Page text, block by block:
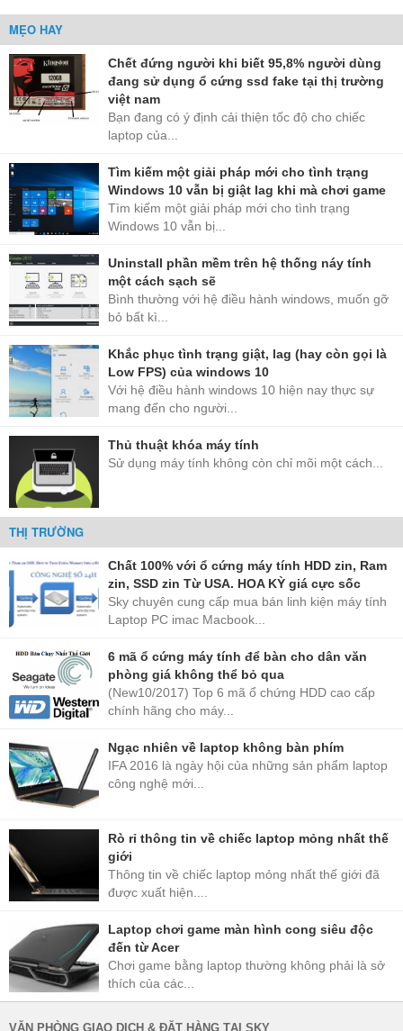
MẸO HAY
Chết đứng người khi biết 95,8% người dùng
đang sử dụng ổ cứng ssd fake tại thị trường
việt nam
Bạn đang có ý định cải thiện tốc độ cho chiếc
laptop của...
Tìm kiếm một giải pháp mới cho tình trạng
Windows 10 vẫn bị giật lag khi mà chơi game
Tìm kiếm một giải pháp mới cho tình trạng
Windows 10 vẫn bị...
Uninstall phần mềm trên hệ thống náy tính
một cách sạch sẽ
Bình thường với hệ điều hành windows, muốn gỡ
bỏ bất kì...
Khắc phục tình trạng giật, lag (hay còn gọi là
Low FPS) của windows 10
Với hệ điều hành windows 10 hiện nay thực sự
mang đến cho người...
Thủ thuật khóa máy tính
Sử dụng máy tính không còn chỉ mõi một cách...
THỊ TRƯỜNG
Chất 100% với ổ cứng máy tính HDD zin, Ram
zin, SSD zin Từ USA. HOA KỲ giá cực sốc
Sky chuyên cung cấp mua bán linh kiện máy tính
Laptop PC imac Macbook...
6 mã ổ cứng máy tính để bàn cho dân văn
phòng giá không thể bỏ qua
(New10/2017) Top 6 mã ổ chứng HDD cao cấp
chính hãng cho máy...
Ngạc nhiên về laptop không bàn phím
IFA 2016 là ngày hội của những sản phẩm laptop
công nghệ mới...
Rò rỉ thông tin về chiếc laptop mỏng nhất thế
giới
Thông tin về chiếc laptop mỏng nhất thế giới đã
được xuất hiện....
Laptop chơi game màn hình cong siêu độc
đến từ Acer
Chơi game bằng laptop thường không phải là sở
thích của các...
VĂN PHÒNG GIAO DỊCH & ĐẶT HÀNG TẠI SKY